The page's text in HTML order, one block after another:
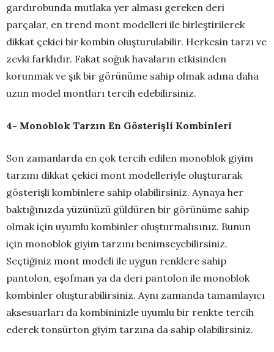
gardırobunda mutlaka yer alması gereken deri
parçalar, en trend mont modelleri ile birleştirilerek
dikkat çekici bir kombin oluşturulabilir. Herkesin tarzı ve
zevki farklıdır. Fakat soğuk havaların etkisinden
korunmak ve şık bir görünüme sahip olmak adına daha
uzun model montları tercih edebilirsiniz.
4- Monoblok Tarzın En Gösterişli Kombinleri
Son zamanlarda en çok tercih edilen monoblok giyim
tarzını dikkat çekici mont modelleriyle oluşturarak
gösterişli kombinlere sahip olabilirsiniz. Aynaya her
baktığınızda yüzünüzü güldüren bir görünüme sahip
olmak için uyumlu kombinler oluşturmalısınız. Bunun
için monoblok giyim tarzını benimseyebilirsiniz.
Seçtiğiniz mont modeli ile uygun renklere sahip
pantolon, eşofman ya da deri pantolon ile monoblok
kombinler oluşturabilirsiniz. Aynı zamanda tamamlayıcı
aksesuarları da kombininizle uyumlu bir renkte tercih
ederek tonsürton giyim tarzına da sahip olabilirsiniz.